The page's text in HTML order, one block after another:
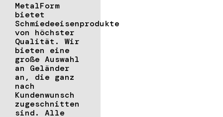
MetalForm
bietet
Schmiedeeisenprodukte
von höchster
Qualität. Wir
bieten eine
große Auswahl
an Geländer
an, die ganz
nach
Kundenwunsch
zugeschnitten
sind. Alle